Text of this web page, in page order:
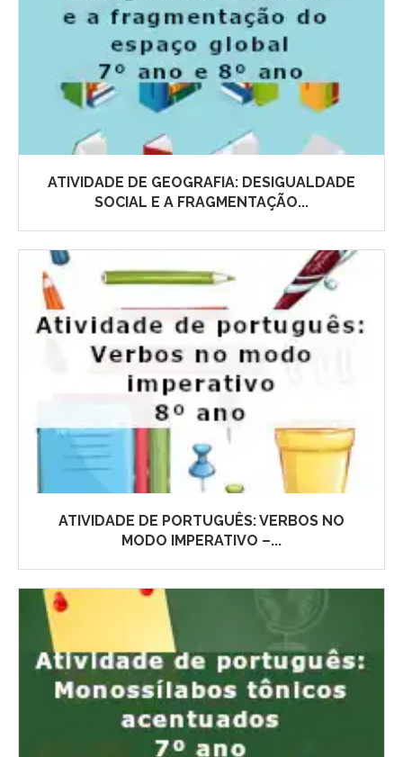
ATIVIDADE DE GEOGRAFIA: DESIGUALDADE
SOCIAL E A FRAGMENTAÇÃO...
ATIVIDADE DE PORTUGUÊS: VERBOS NO
MODO IMPERATIVO –...